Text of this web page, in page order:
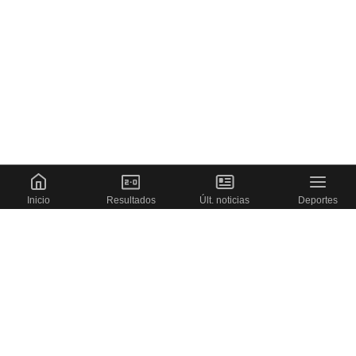
Inicio Resultados Últ. noticias Deportes